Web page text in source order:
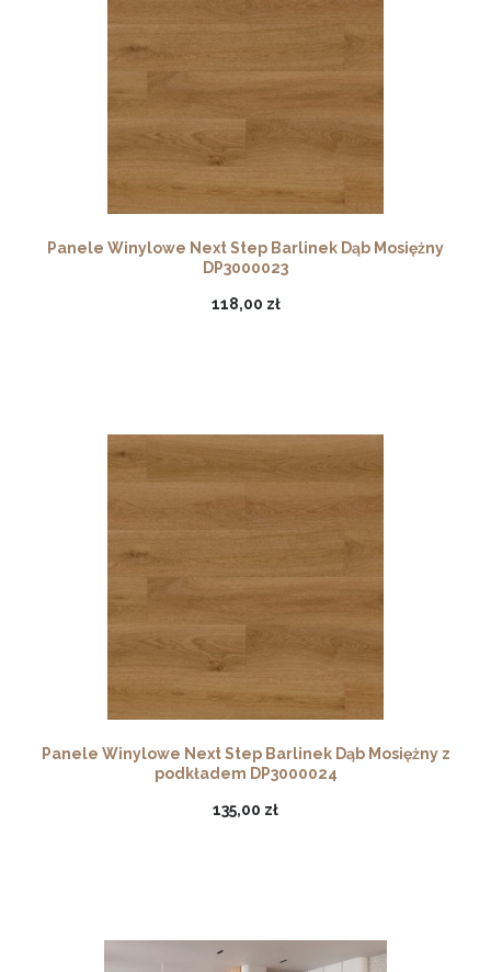
Panele Winylowe Next Step Barlinek Dąb Mosiężny
DP3000023
118,00 zł
Panele Winylowe Next Step Barlinek Dąb Mosiężny z
podkładem DP3000024
135,00 zł